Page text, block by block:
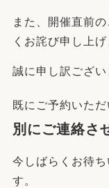
また、開催直前
くお詫び申し上げ
誠に申し訳ござい
既にご予約いた
別にご連絡さ
今しばらくお待
す。